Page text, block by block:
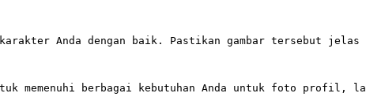
Anda dengan baik. Pastikan gambar tersebut jelas
untuk memenuhi berbagai kebutuhan Anda untuk foto